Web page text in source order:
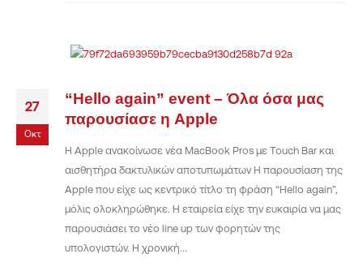
27
Οκτ
“Hello again” event – Όλα όσα μας
παρουσίασε η Apple
Η Apple ανακοίνωσε νέα MacBook Pros με Touch Bar και
αισθητήρα δακτυλικών αποτυπωμάτων Η παρουσίαση της
Apple που είχε ως κεντρικό τίτλο τη φράση “Hello again”,
μόλις ολοκληρώθηκε. Η εταιρεία είχε την ευκαιρία να μας
παρουσιάσει το νέο line up των φορητών της
υπολογιστών. Η χρονική...